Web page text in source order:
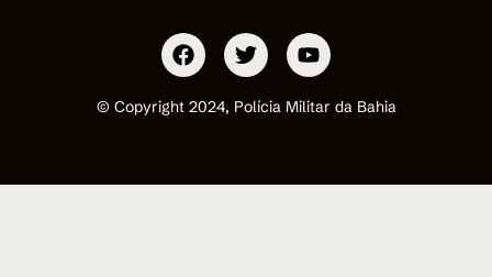
© Copyright 2024, Polícia Militar da Bahia